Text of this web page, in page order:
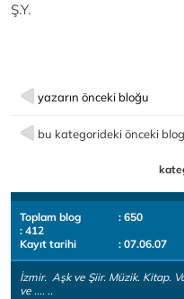
Ş.Y.
yazarın önceki bloğu
bu kategorideki önceki blog
Toplam blog
: 650
: 412
Kayıt tarihi
: 07.06.07
İzmir. Aşk ve Şiir. Müzik. Kitap.
ve .... ..